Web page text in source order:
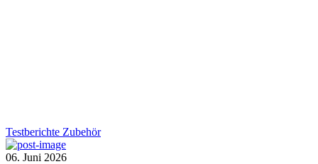
Testberichte Zubehör
06. Juni 2026